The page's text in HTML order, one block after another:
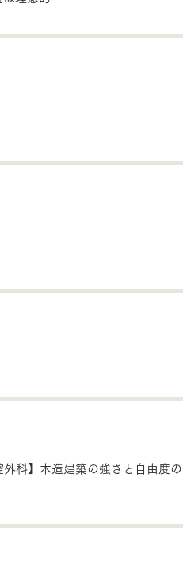
科】木造建築の強さと自由度